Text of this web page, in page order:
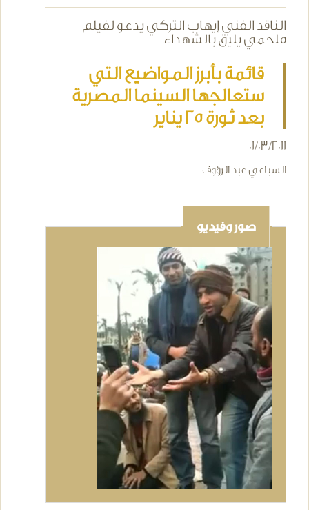
الناقد الفني إيهاب التركي يدعو لفيلم
ملحمي يليق بالشهداء
قائمة بأبرز المواضيع التي
ستعالجها السينما المصرية
بعد ثورة 25 يناير
01/03/2011
السباعي عبد الرؤوف
صور وفيديو